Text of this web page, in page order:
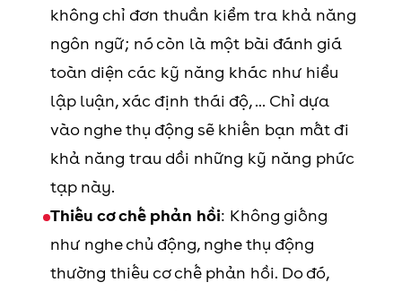
không chỉ đơn thuần kiểm tra khả năng
ngôn ngữ; nó còn là một bài đánh giá
toàn diện các kỹ năng khác như hiểu
lập luận, xác định thái độ, ... Chỉ dựa
vào nghe thụ động sẽ khiến bạn mất đi
khả năng trau dồi những kỹ năng phức
tạp này.
Thiếu cơ chế phản hồi: Không giống
như nghe chủ động, nghe thụ động
thường thiếu cơ chế phản hồi. Do đó,